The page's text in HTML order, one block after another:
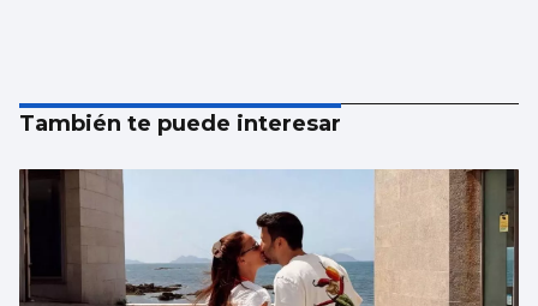
También te puede interesar